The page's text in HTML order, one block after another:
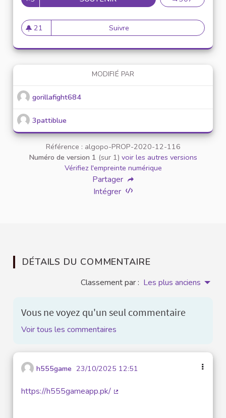
21
21 abonnés
Suivre Proposer une newsleter sur
MODIFIÉ PAR
gorillafight684
3pattiblue
Référence : algopo-PROP-2020-12-116
Numéro de version 1 (sur 1) voir les autres versions
Vérifiez l'empreinte numérique
Partager
Intégrer
DÉTAILS DU COMMENTAIRE
Classement par : Les plus anciens
Vous ne voyez qu'un seul commentaire
Voir tous les commentaires
h555game 23/10/2025 12:51
https://h555gameapp.pk/